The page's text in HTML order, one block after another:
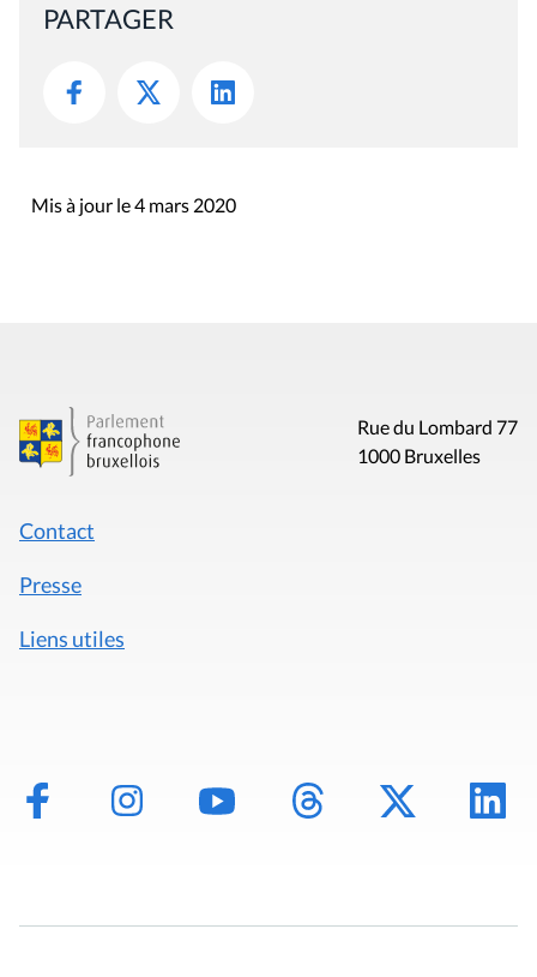
PARTAGER
Mis à jour le 4 mars 2020
Rue du Lombard 77
1000 Bruxelles
Contact
Presse
Liens utiles